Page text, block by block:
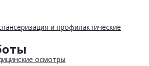
и профилактические
осмотры